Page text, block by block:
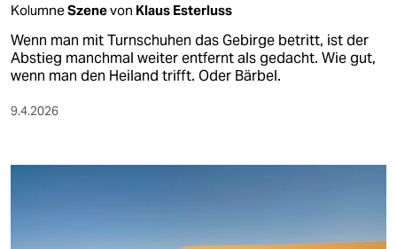
KolumneSzenevon Klaus Esterluss
Wenn man mit Turnschuhen das Gebirge betritt, ist der
Abstieg manchmal weiter entfernt als gedacht. Wie gut,
wenn man den Heiland trifft. Oder Bärbel.
9.4.2026